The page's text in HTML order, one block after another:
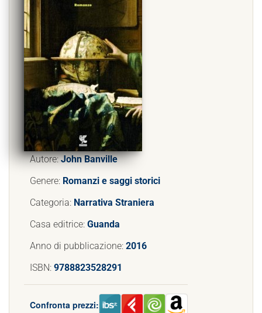
Autore:John Banville
Genere: Romanzi e saggi storici
Categoria: Narrativa Straniera
Casa editrice: Guanda
Anno di pubblicazione: 2016
ISBN: 9788823528291
Confronta prezzi: